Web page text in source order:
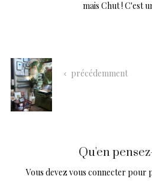
mais Chut ! C'est
précédemment
Qu'en
Vous devezvous connecter pour